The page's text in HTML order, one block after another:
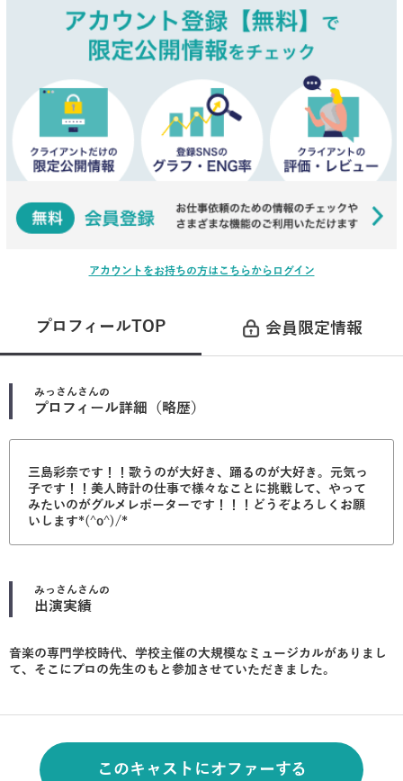
アカウントをお持ちの方はこちらからログイン
プロフィールTOP 会員限定情報
みっさん さんの
プロフィール詳細（略歴）
三島彩奈です！！歌うのが大好き、踊るのが大好き。元気っ
子です！！美人時計の仕事で様々なことに挑戦して、やって
みたいのがグルメレポーターです！！！どうぞよろしくお願
いします*(^o^)/*
みっさん さんの
出演実績
音楽の専門学校時代、学校主催の大規模なミュージカルがありまし
て、そこにプロの先生のもと参加させていただきました。
このキャストにオファーする